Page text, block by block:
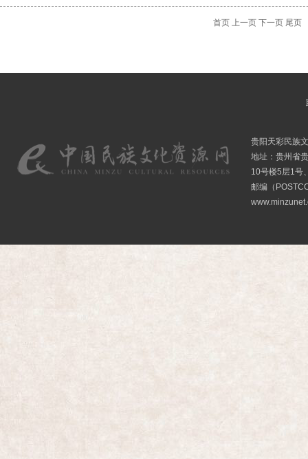
首页 上一页 下一页 尾页
贵阳天彩民族
地址：贵州省
10号楼5层1号
邮编（